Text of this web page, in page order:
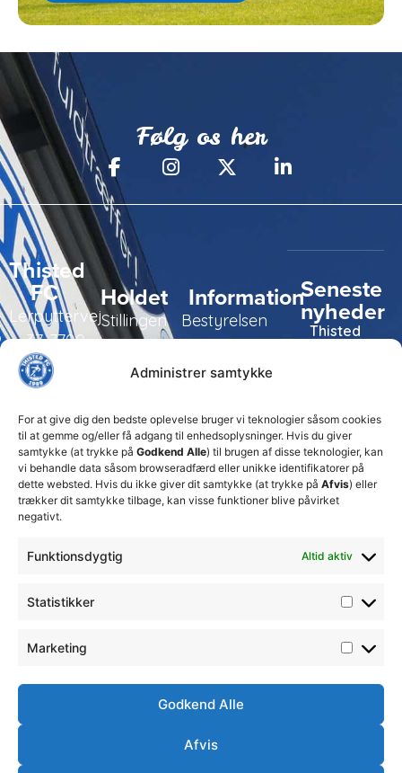
Administrer samtykke
For at give dig den bedste oplevelse bruger vi teknologier såsom cookies
til at gemme og/eller få adgang til enhedsoplysninger. Hvis du giver
samtykke (at trykke på Godkend Alle) til brugen af disse teknologier, kan
vi behandle data såsom browseradfærd eller unikke identifikatorer på
dette websted. Hvis du ikke giver dit samtykke (at trykke på Afvis) eller
trækker dit samtykke tilbage, kan visse funktioner blive påvirket
negativt.
Funktionsdygtig Altid aktiv
Statistikker
Marketing
Godkend Alle
Afvis
Følg os her
Thisted
FC
Lerpyttervej
37, 7700
Thisted
99 19
19
Holdet
Stillingen
Trænerteamet
Information
Bestyrelsen
ledelse
Erhverv
Club 500
Seneste
nyheder
Thisted
for at
sikre
klubbens
fremtid
15. juli 2026
𝘀𝗽𝗶𝗹𝗹𝗲𝗿
17. april 2026
Velkommen
7. februar
Thisted
HandelsbetingelserOrdensreglement